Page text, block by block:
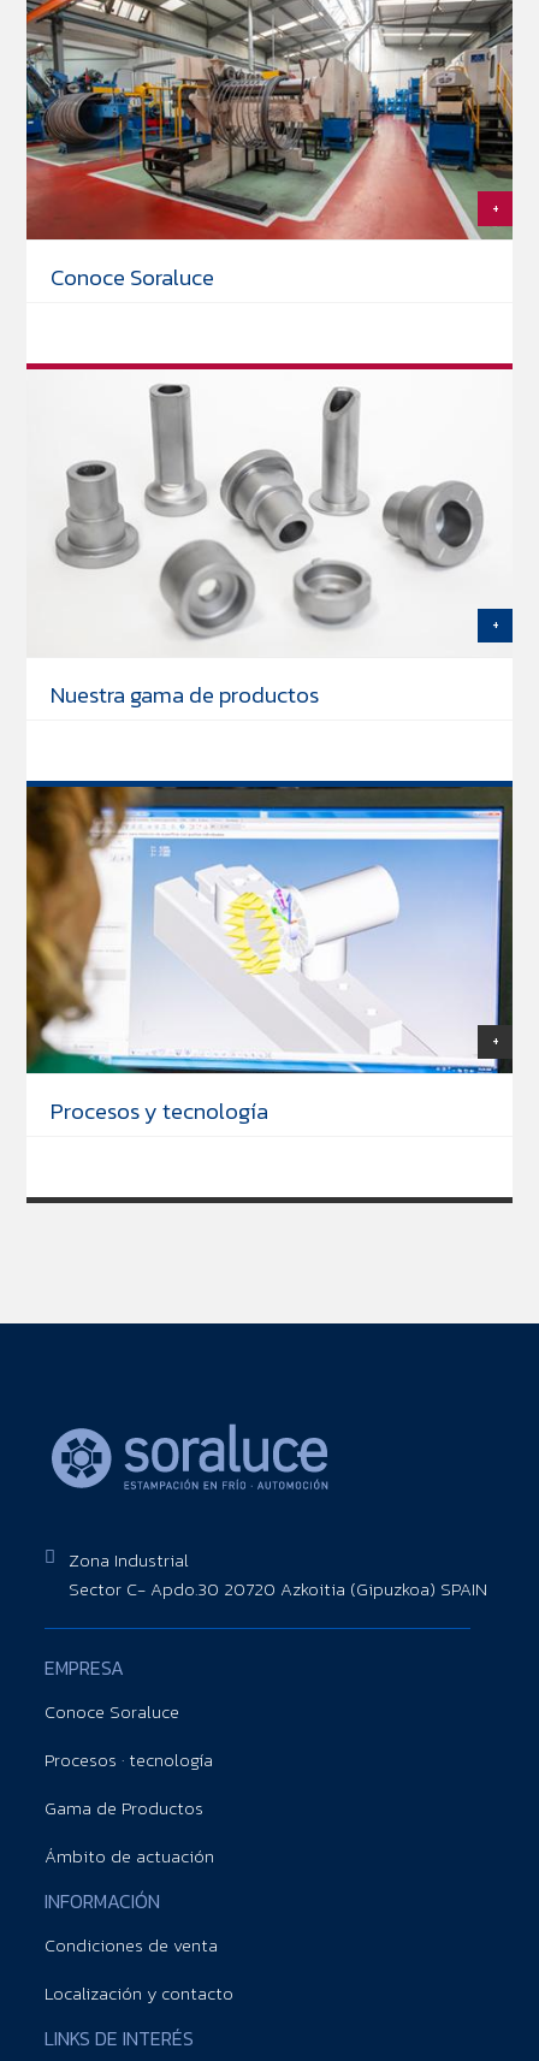
+
Conoce Soraluce
+
Nuestra gama de productos
+
Procesos y tecnología
Zona Industrial
Sector C- Apdo.30 20720 Azkoitia (Gipuzkoa) SPAIN
EMPRESA
Conoce Soraluce
Procesos · tecnología
Gama de Productos
Ámbito de actuación
INFORMACIÓN
Condiciones de venta
Localización y contacto
LINKS DE INTERÉS